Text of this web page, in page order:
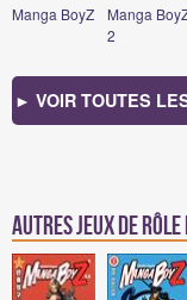
Manga BoyZ
Manga
2
► VOIR TOUTES
Autres jeux de rôle